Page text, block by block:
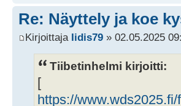
Re: Näyttely ja koe
Kirjoittaja Iidis79 » 02.05.2025
Tiibetinhelmi kirjoitti:
[
https://